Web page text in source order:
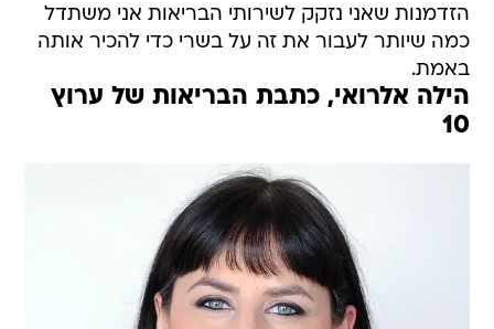
הזדמנות שאני נזקק לשירותי הבריאות אני משתדל
כמה שיותר לעבור את זה על בשרי כדי להכיר אותה
באמת.
הילה אלרואי, כתבת הבריאות של ערוץ
10